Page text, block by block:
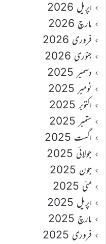
اپریل 2026
مارچ 2026
فروری 2026
جنوری 2026
دسمبر 2025
نومبر 2025
اکتوبر 2025
ستمبر 2025
اگست 2025
جولائی 2025
جون 2025
مئی 2025
اپریل 2025
مارچ 2025
فروری 2025